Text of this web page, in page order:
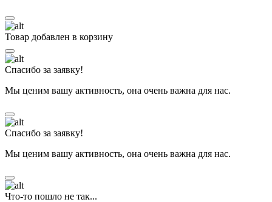
Товар добавлен в корзину
Спасибо за заявку!
Мы ценим вашу активность, она очень важна для нас.
Спасибо за заявку!
Мы ценим вашу активность, она очень важна для нас.
Что-то пошло не так...